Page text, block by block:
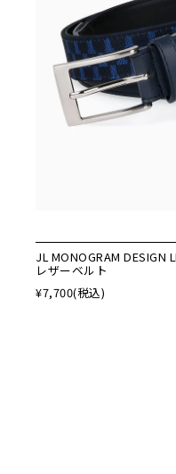
JL MONOGRAM DESIGN
レザーベルト
¥7,700(税込)